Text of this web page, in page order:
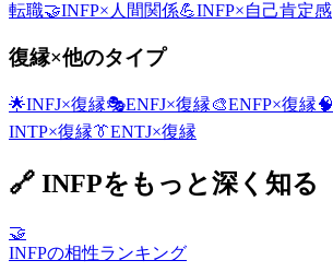
転職🤝INFP× 人間関係💪INFP×自己肯定感
復縁×他のタイプ
🌟INFJ×復縁🎭ENFJ×復縁🎨ENFP×復縁🧠
INTP×復縁👔ENTJ×復縁
🔗 INFPをもっと深く知る
🤝
INFPの相性ランキング